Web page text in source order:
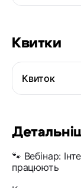
Квитки
Квиток
🐾 Вебінар:
працюють